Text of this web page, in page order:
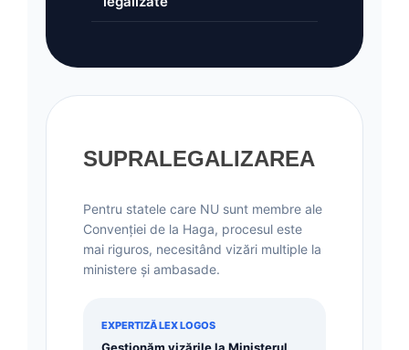
SUPRALEGALIZAREA
Pentru statele care NU sunt membre ale
Convenției de la Haga, procesul este
mai riguros, necesitând vizări multiple la
ministere și ambasade.
EXPERTIZĂ LEX LOGOS